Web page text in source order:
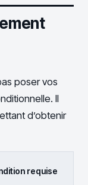
poser vos
Il
d’obtenir
requise